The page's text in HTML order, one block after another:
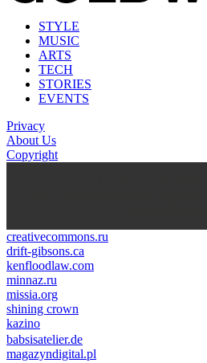
STYLE
MUSIC
ARTS
TECH
STORIES
EVENTS
Privacy
About Us
Copyright
creativecommons.ru
drift-gibsons.ca
kenfloodlaw.com
minnaz.ru
missia.org
shining crown
kazino
casino lemon
pinco giriş
babsisatelier.de
magazyndigital.pl